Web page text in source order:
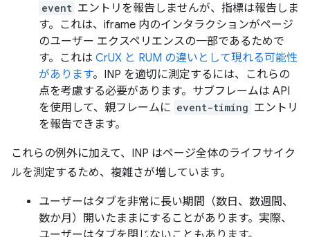
event エントリを報告しませんが、指標は報告しま
す。これは、iframe 内のインタラクションがページ
のユーザー エクスペリエンスの一部であるためで
す。これは CrUX と RUM の違いとして現れる可能性
があります。INP を適切に測定するには、これらの
点を考慮する必要があります。サブフレームは API
を使用して、親フレームに event-timing エントリ
を報告できます。
これらの例外に加えて、INP はページ全体のライフサイク
ルを測定するため、複雑さが増しています。
ユーザーはタブを非常に長い期間（数日、数週間、
数か月）開いたままにすることがあります。 実際、